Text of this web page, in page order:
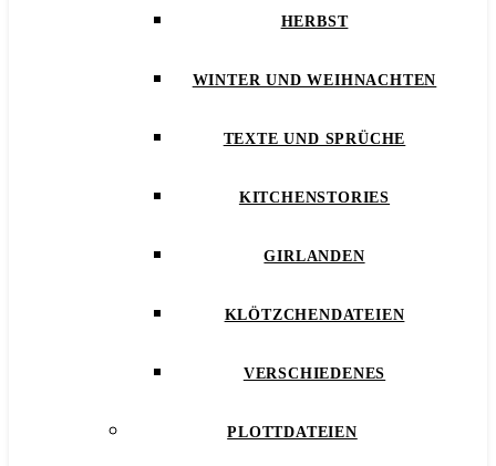
HERBST
WINTER UND WEIHNACHTEN
TEXTE UND SPRÜCHE
KITCHENSTORIES
GIRLANDEN
KLÖTZCHENDATEIEN
VERSCHIEDENES
PLOTTDATEIEN